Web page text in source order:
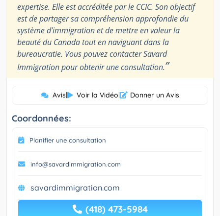
expertise. Elle est accréditée par le CCIC. Son objectif
est de partager sa compréhension approfondie du
système d’immigration et de mettre en valeur la
beauté du Canada tout en naviguant dans la
bureaucratie. Vous pouvez contacter Savard
Immigration pour obtenir une consultation.”
Avis| Voir la Vidéo| Donner un Avis
Coordonnées:
Planifier une consultation
info@savardimmigration.com
savardimmigration.com
(418) 473-5984